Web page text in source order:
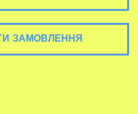
ЗАМОВЛЕННЯ